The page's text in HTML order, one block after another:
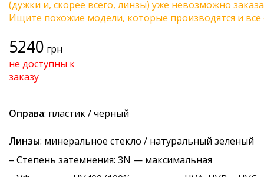
(дужки и, скорее всего, линзы) уже невозможно
Ищите похожие модели, которые производятся и
5240 грн
не доступны к
заказу
Оправа: пластик / черный
Линзы: минеральное стекло / натуральный зеленый
– Степень затемнения: 3N — максимальная